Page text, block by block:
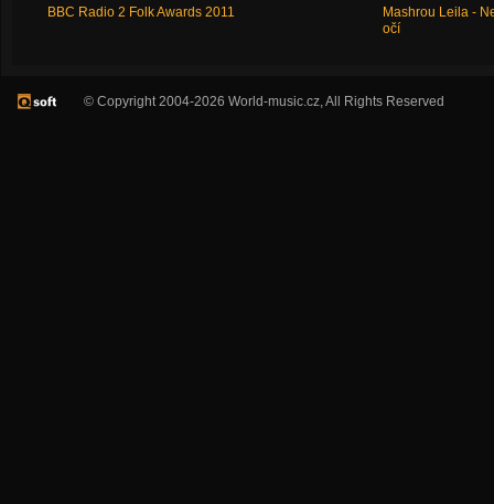
BBC Radio 2 Folk Awards 2011
Mashrou Leila -
očí
© Copyright 2004-2026 World-music.cz, All Rights Reserved